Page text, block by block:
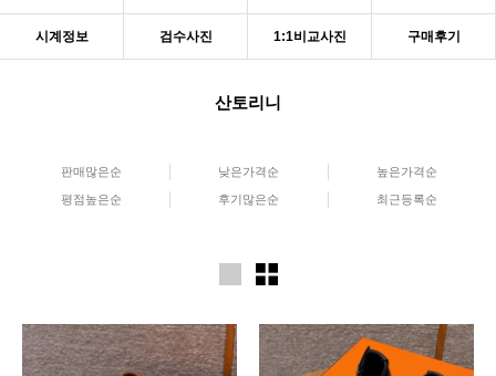
시계정보 검수사진 1:1비교사진 구매후기
산토리니
판매많은순 낮은가격순 높은가격순
평점높은순 후기많은순 최근등록순